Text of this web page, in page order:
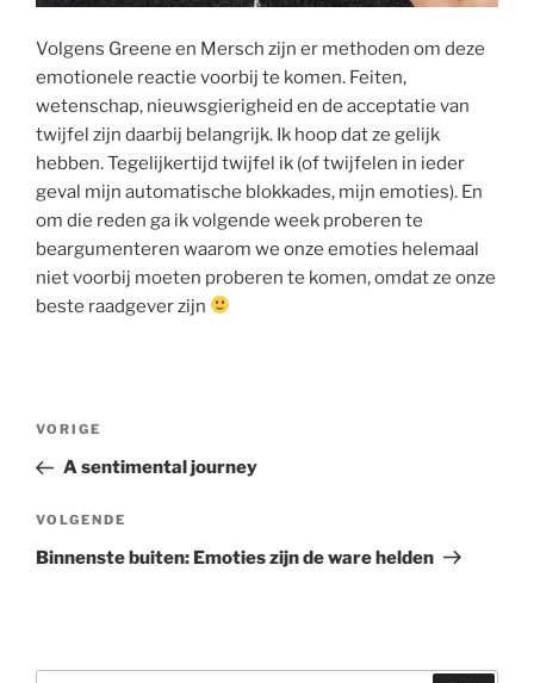
Volgens Greene en Mersch zijn er methoden om deze
emotionele reactie voorbij te komen. Feiten,
wetenschap, nieuwsgierigheid en de acceptatie van
twijfel zijn daarbij belangrijk. Ik hoop dat ze gelijk
hebben. Tegelijkertijd twijfel ik (of twijfelen in ieder
geval mijn automatische blokkades, mijn emoties). En
om die reden ga ik volgende week proberen te
beargumenteren waarom we onze emoties helemaal
niet voorbij moeten proberen te komen, omdat ze onze
beste raadgever zijn
Bericht
Vorig
bericht
VORIGE
A sentimental journey
Volgend
bericht
VOLGENDE
Binnenste buiten: Emoties zijn de ware helden